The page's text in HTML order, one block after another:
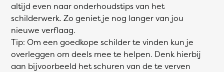
altijd even naar onderhoudstips van het
schilderwerk. Zo geniet je nog langer van jou
nieuwe verflaag.
Tip: Om een goedkope schilder te vinden kun je
overleggen om deels mee te helpen. Denk hierbij
aan bijvoorbeeld het schuren van de te verven